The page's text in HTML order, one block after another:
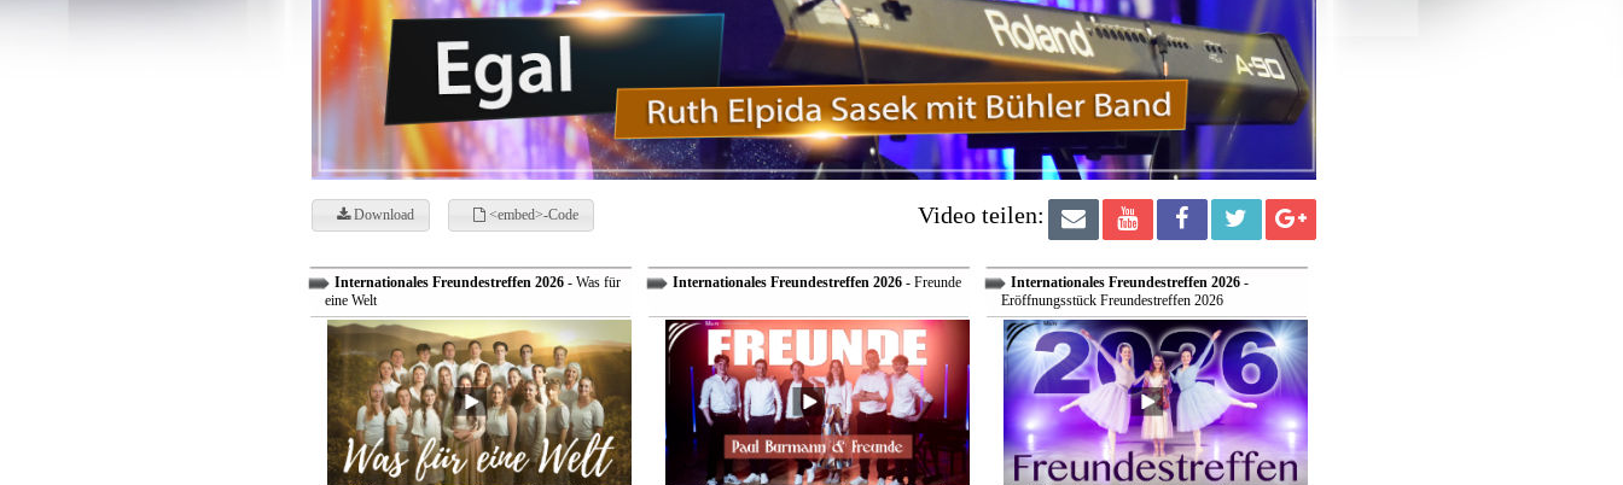
Download <embed>-Code Video teilen:
Internationales Freundestreffen 2026- Was für
eine Welt
Internationales Freundestreffen 2026- Freunde Internationales Freundestreffen 2026-
Eröffnungsstück Freundestreffen 2026